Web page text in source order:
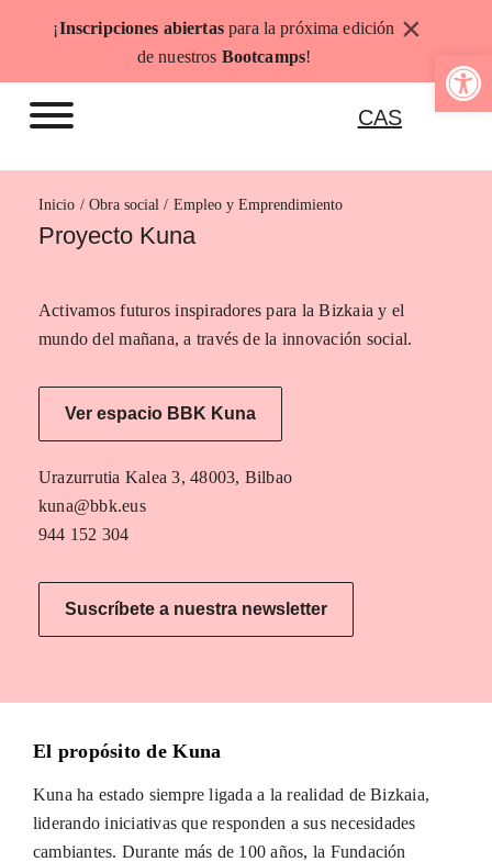
Abrir
¡Inscripciones abiertaspara la próxima edición
de nuestros Bootcamps!
×
CAS
Inicio Empleo y Emprendimiento
Proyecto Kuna
Activamos futuros inspiradores para la Bizkaia y el
mundo del mañana, a través de la innovación social.
Ver espacio BBK Kuna
Urazurrutia Kalea 3, 48003, Bilbao
kuna@bbk.eus
944 152 304
Suscríbete a nuestra newsletter
El propósito de Kuna
Kuna ha estado siempre ligada a la realidad de Bizkaia,
liderando iniciativas que responden a sus necesidades
cambiantes. Durante más de 100 años, la Fundación